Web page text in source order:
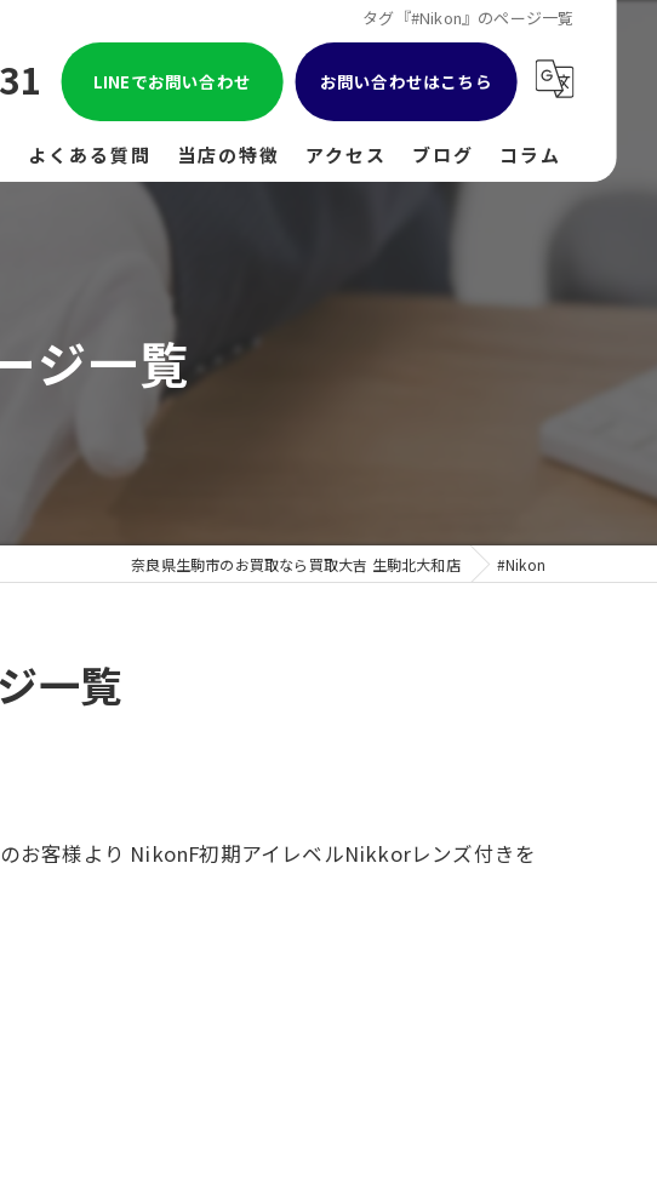
タグ『#Nikon』のページ一覧
LINEでお問い合わせ お問い合わせはこちら
よくある質問 当店の特徴 アクセス ブログ コラム
ジ一覧
奈良県生駒市のお買取なら買取大吉 生駒北大和店 #Nikon
一覧
お客様より NikonF初期アイレベルNikkorレンズ付きを